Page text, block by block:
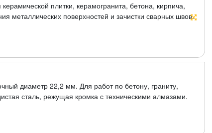
плитки, керамогранита, бетона, кирпича,
металлических поверхностей и зачистки сварных швов.
большую твердость и производительность.
инструментальная сталь, рабочая поверхность
диаметр 22,2 мм. Для работ по бетону, граниту,
сталь, режущая кромка с техническими алмазами.